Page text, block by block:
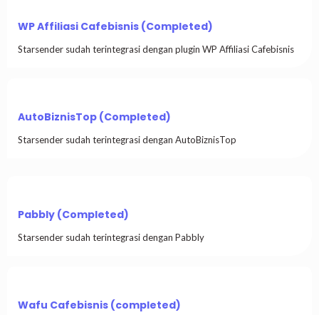
WP Affiliasi Cafebisnis (Completed)
Starsender sudah terintegrasi dengan plugin WP Affiliasi Cafebisnis
AutoBiznisTop (Completed)
Starsender sudah terintegrasi dengan AutoBiznisTop
Pabbly (Completed)
Starsender sudah terintegrasi dengan Pabbly
Wafu Cafebisnis (completed)